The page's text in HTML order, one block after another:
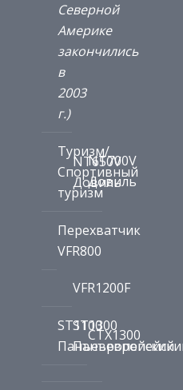
Северной
Америке
закончились
в
2003
г.)
Туризм/
Спортивный
туризм
NT650V
Довиль
NT700V
Довиль
Перехватчик
VFR800
VFR1200F
ST1100
Панъевропейский
ST1300
CTX1300